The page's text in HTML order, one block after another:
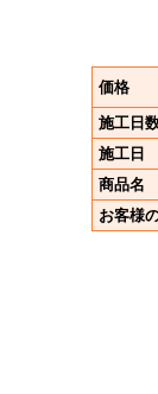
価格
施工日
施工日
商品名
お客様